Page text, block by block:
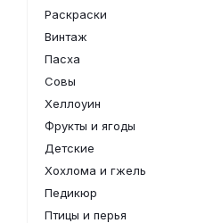
Раскраски
Винтаж
Пасха
Совы
Хеллоуин
Фрукты и ягоды
Детские
Хохлома и гжель
Педикюр
Птицы и перья